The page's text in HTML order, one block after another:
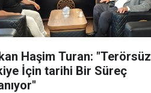
Haşim Turan: "Terörsüz
İçin tarihi Bir Süreç